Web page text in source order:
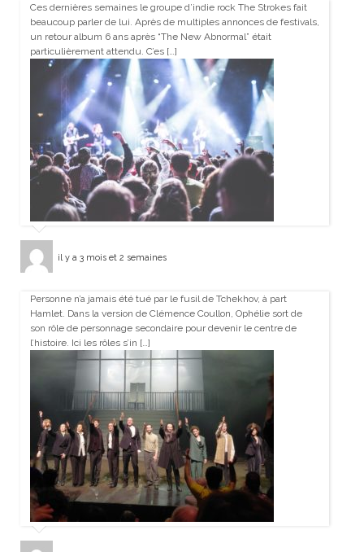
Ces dernières semaines le groupe d’indie rock The Strokes fait
beaucoup parler de lui. Après de multiples annonces de festivals,
un retour album 6 ans après “The New Abnormal” était
particulièrement attendu. C’es […]
il y a 3 mois et 2 semaines
Personne n’a jamais été tué par le fusil de Tchekhov, à part
Hamlet. Dans la version de Clémence Coullon, Ophélie sort de
son rôle de personnage secondaire pour devenir le centre de
l’histoire. Ici les rôles s’in […]